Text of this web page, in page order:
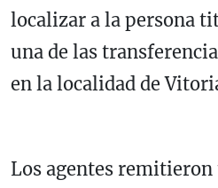
localizar a la persona
una de las
en la localidad de
Los agentes remitieron